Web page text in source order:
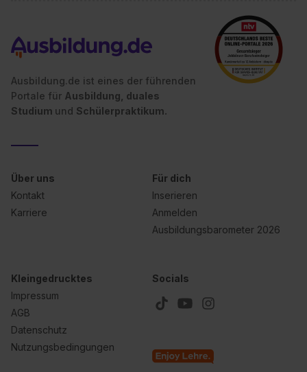
Ausbildung.de ist eines der führenden
Portale für Ausbildung, duales
Studium und Schülerpraktikum.
Über uns
Kontakt
Karriere
Für dich
Inserieren
Anmelden
Ausbildungsbarometer 2026
Kleingedrucktes
Impressum
AGB
Datenschutz
Nutzungsbedingungen
Socials